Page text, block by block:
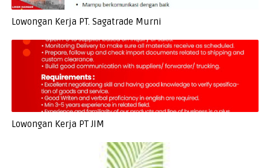
Lowongan Kerja PT. Sagatrade Murni
Lowongan Kerja PT JIM